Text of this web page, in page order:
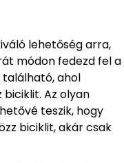
lehetőség arra,
módon fedezd fel a
található, ahol
Az olyan
teszik, hogy
biciklit, akár csak